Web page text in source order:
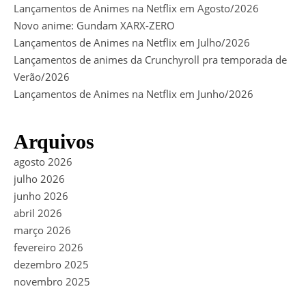
Lançamentos de Animes na Netflix em Agosto/2026
Novo anime: Gundam XARX-ZERO
Lançamentos de Animes na Netflix em Julho/2026
Lançamentos de animes da Crunchyroll pra temporada de
Verão/2026
Lançamentos de Animes na Netflix em Junho/2026
Arquivos
agosto 2026
julho 2026
junho 2026
abril 2026
março 2026
fevereiro 2026
dezembro 2025
novembro 2025